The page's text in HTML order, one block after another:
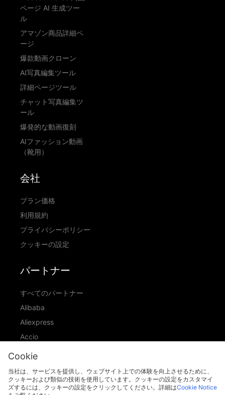
ページ AI 生成ツー
ル
アマゾン商品詳細ペ
ージ
爆款動画クローン
AI写真編集ツール
詳細ページツール
チャット写真編集ツ
ール
爆発的な動画復刻
AIファッション動画
（靴用）
会社
プラン価格
利用規約
プライバシーポリシー
クッキーの設定
パートナー
すべてのパートナー
Alibaba
Aliexpress
Accio
ID Ranking
Cookie
当社は、サービスを提供し、ウェブサイト上での体験を向上させるために、
クッキーおよび類似の技術を使用しています。クッキーの設定をカスタマイ
ズするには、クッキーの設定をクリックしてください。詳細はCookie Notice